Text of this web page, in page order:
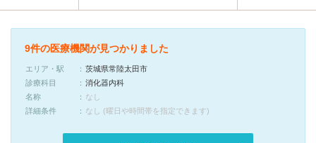
9件の医療機関が見つかりました
エリア・駅
茨城県常陸太田市
診療科目
消化器内科
名称
なし
詳細条件
なし (曜日や時間帯を指定できます)